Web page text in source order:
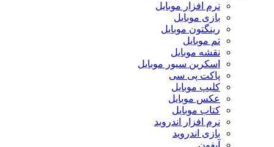
نرم افزار موبایل
بازی موبایل
رینگتون موبایل
تم موبایل
نقشه موبایل
اسکرین سیور موبایل
پاکت پی سی
کلیپ موبایل
عکس موبایل
کتاب موبایل
نرم افزار اندروید
بازی اندروید
آیفون